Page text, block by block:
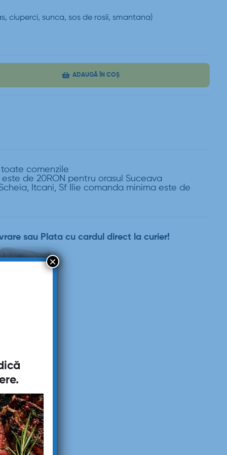
ciuperci, sunca, sos de rosii, smantana)
ADAUGĂ ÎN COȘ
comenzile
de 20RON pentru orasul Suceava
Itcani, Sf Ilie comanda minima este de
sau Plata cu cardul direct la curier!
.
×